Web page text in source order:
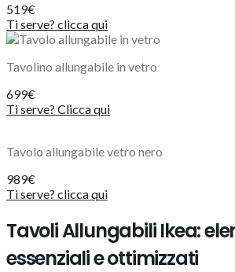
519€
Ti serve? clicca qui
Tavolino allungabile in vetro
699€
Ti serve? Clicca qui
Tavolo allungabile vetro nero
989€
Ti serve? clicca qui
Tavoli Allungabili Ikea:
essenziali e ottimizzati